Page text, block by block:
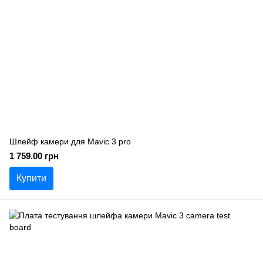
Шлейф камери для Mavic 3 pro
1 759.00 грн
Купити